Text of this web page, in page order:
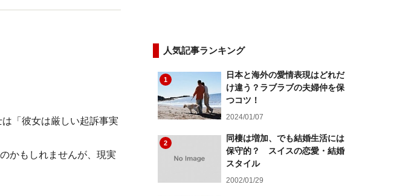
「彼女は厳しい起訴事実
かもしれませんが、現実
人気記事ランキング
1
日本と海外の愛情表現はどれだ
け違う？ラブラブの夫婦仲を保
つコツ！
2024/01/07
2
同棲は増加、でも結婚生活には
保守的？ スイスの恋愛・結婚
スタイル
2002/01/29